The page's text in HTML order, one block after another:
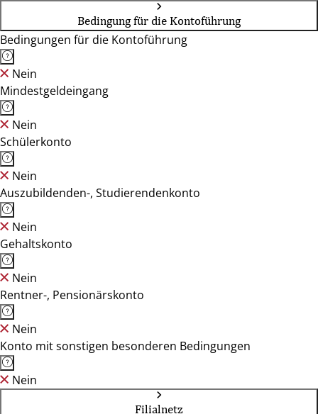
Bedingung für die Kontoführung
Bedingungen für die Kontoführung
Nein
Mindestgeldeingang
Nein
Schülerkonto
Nein
Auszubildenden-, Studierendenkonto
Nein
Gehaltskonto
Nein
Rentner-, Pensionärskonto
Nein
Konto mit sonstigen besonderen Bedingungen
Nein
Filialnetz